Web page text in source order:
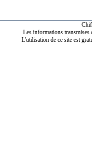
Les informations transmises
L'utilisation de ce site est